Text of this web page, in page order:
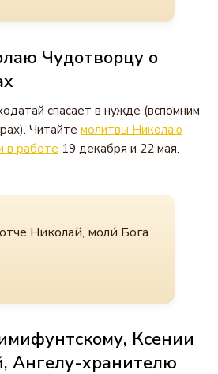
Чудотворцу о
спасает в нужде (вспомним
Читайте молитвы Николаю
в работе 19 декабря и 22 мая.
Николай, моли́ Бога
Ксении
Ангелу-хранителю